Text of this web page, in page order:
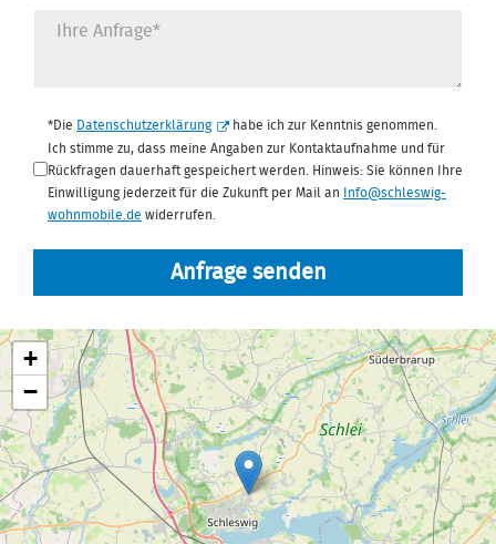
Datenschutz*
*Die Datenschutzerklärung
habe ich zur Kenntnis genommen.
Ich stimme zu, dass meine Angaben zur Kontaktaufnahme und für
Rückfragen dauerhaft gespeichert werden. Hinweis: Sie können Ihre
Einwilligung jederzeit für die Zukunft per Mail an
Info@schleswig-
wohnmobile.de widerrufen.
Anfrage senden
+
−